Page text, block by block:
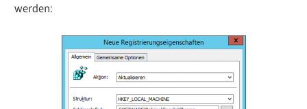
werden: